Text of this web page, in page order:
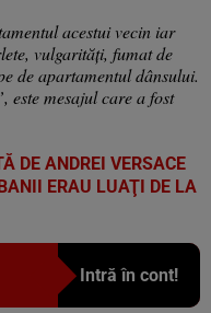
acestui vecin iar
vulgarități, fumat de
de apartamentul dânsului.
este mesajul care a fost
DE ANDREI VERSACE
ERAU LUAŢI DE LA
Intră în cont!